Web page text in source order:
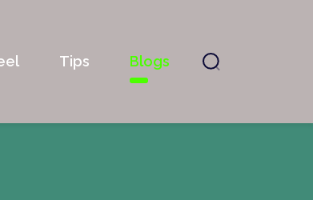
Tips Blogs